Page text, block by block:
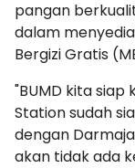
pangan
dalam
Bergizi Gratis
"BUMD kita siap
Station sudah
dengan
akan tidak ada